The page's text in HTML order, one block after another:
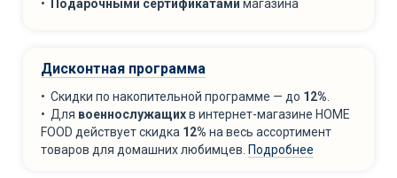
• Подарочными сертификатами магазина
Дисконтная программа
• Скидки по накопительной программе — до 12%
• Для военнослужащихв интернет-магазине HOME
FOOD действует скидка 12% на весь ассортимент
товаров для домашних любимцев. Подробнее